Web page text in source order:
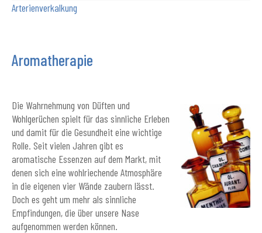
Arterienverkalkung
Aromatherapie
Die Wahrnehmung von Düften und
Wohlgerüchen spielt für das sinnliche Erleben
und damit für die Gesundheit eine wichtige
Rolle. Seit vielen Jahren gibt es
aromatische Essenzen auf dem Markt, mit
denen sich eine wohlriechende Atmosphäre
in die eigenen vier Wände zaubern lässt.
Doch es geht um mehr als sinnliche
Empfindungen, die über unsere Nase
aufgenommen werden können.